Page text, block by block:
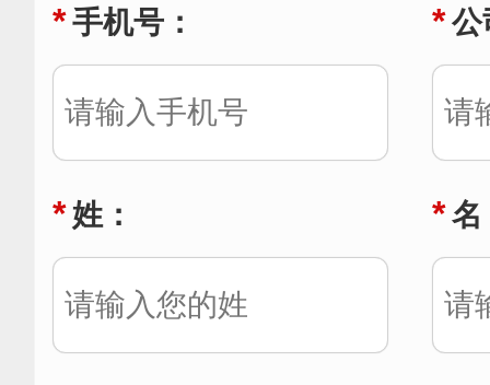
*手机号： * 公
*姓： * 名